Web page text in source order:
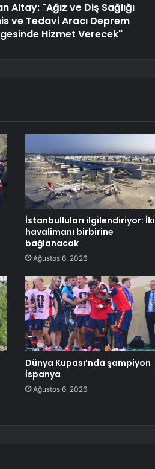
Altay: "Ağız ve Diş Sağlığı
ve Tedavi Aracı Deprem
Hizmet Verecek"
İstanbulluları ilgilendiriyor: İki
havalimanı birbirine
bağlanacak
Ağustos 6, 2026
Dünya Kupası’nda şampiyon
İspanya
Ağustos 6, 2026